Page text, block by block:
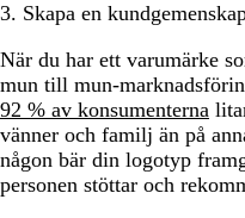
3. Skapa en
När du har ett varumärke
mun till mun-
92 % av konsumenterna
vänner och familj än på
någon bär din logotyp
personen stöttar och